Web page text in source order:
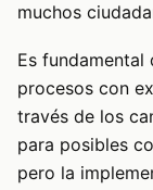
muchos
Es fundamental
procesos con
través de los
para posibles
pero la